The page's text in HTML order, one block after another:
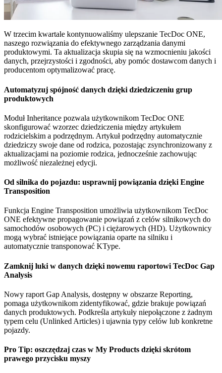
W trzecim kwartale kontynuowaliśmy ulepszanie TecDoc ONE,
naszego rozwiązania do efektywnego zarządzania danymi
produktowymi. Ta aktualizacja skupia się na wzmocnieniu jakości
danych, przejrzystości i zgodności, aby pomóc dostawcom danych i
producentom optymalizować pracę.
Automatyzuj spójność danych dzięki dziedziczeniu grup
produktowych
Moduł Inheritance pozwala użytkownikom TecDoc ONE
skonfigurować wzorzec dziedziczenia między artykułem
rodzicielskim a podrzędnym. Artykuł podrzędny automatycznie
dziedziczy swoje dane od rodzica, pozostając zsynchronizowany z
aktualizacjami na poziomie rodzica, jednocześnie zachowując
możliwość niezależnej edycji.
Od silnika do pojazdu: usprawnij powiązania dzięki Engine
Transposition
Funkcja Engine Transposition umożliwia użytkownikom TecDoc
ONE efektywne propagowanie powiązań z celów silnikowych do
samochodów osobowych (PC) i ciężarowych (HD). Użytkownicy
mogą wybrać istniejące powiązania oparte na silniku i
automatycznie transponować KType.
Zamknij luki w danych dzięki nowemu raportowi TecDoc Gap
Analysis
Nowy raport Gap Analysis, dostępny w obszarze Reporting,
pomaga użytkownikom zidentyfikować, gdzie brakuje powiązań
danych produktowych. Podkreśla artykuły niepołączone z żadnym
typem celu (Unlinked Articles) i ujawnia typy celów lub konkretne
pojazdy.
Pro Tip: oszczędzaj czas w My Products dzięki skrótom
prawego przycisku myszy